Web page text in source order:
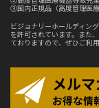
③国内正規品（高度管理医
ビジョナリーホールディン
を許可されています。また
ておりますので、ぜひご利